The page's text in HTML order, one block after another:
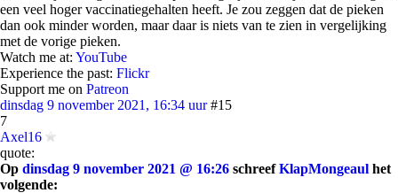
een veel hoger vaccinatiegehalten heeft. Je zou zeggen dat de pieken
dan ook minder worden, maar daar is niets van te zien in vergelijking
met de vorige pieken.
Watch me at: YouTube
Experience the past: Flickr
Support me on Patreon
dinsdag 9 november 2021, 16:34 uur #15
7
Axel16
quote:
Op dinsdag 9 november 2021 @ 16:26 schreefKlapMongeaul het
volgende: